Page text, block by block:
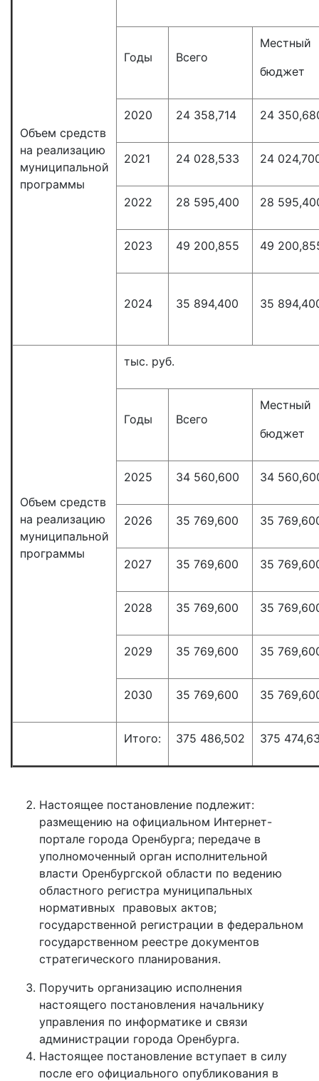
Объем средств
на реализацию
муниципальной
программы
Годы Всего
Местный
бюджет
2020 24 358,714 24
2021 24 028,533 24
2022 28 595,400 28
2023 49 200,855 49
2024 35 894,400 35
Объем средств
на реализацию
муниципальной
программы
тыс. руб.
Годы Всего
Местный
бюджет
2025 34 560,600 34
2026 35 769,600 35
2027 35 769,600 35
2028 35 769,600 35
2029 35 769,600 35
2030 35 769,600 35
Итого: 375 486,502 375
Настоящее постановление подлежит:
размещению на официальном Интернет-
портале города Оренбурга; передаче в
уполномоченный орган исполнительной
власти Оренбургской области по ведению
областного регистра муниципальных
нормативных правовых актов;
государственной регистрации в федеральном
государственном реестре документов
стратегического планирования.
Поручить организацию исполнения
настоящего постановления начальнику
управления по информатике и связи
администрации города Оренбурга.
Настоящее постановление вступает в силу
после его официального опубликования в